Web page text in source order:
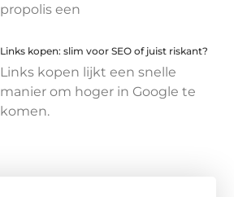
propolis een
Links kopen: slim voor SEO of juist riskant?
Links kopen lijkt een snelle
manier om hoger in Google te
komen.